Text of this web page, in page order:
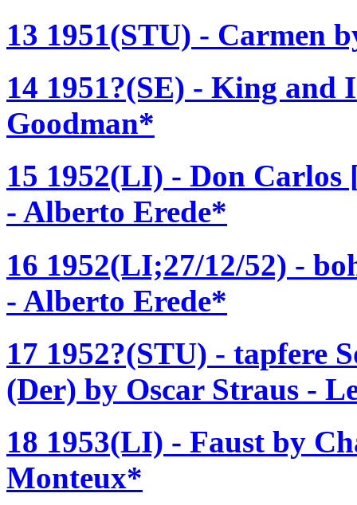
13 1951(STU) - Carmen
14 1951?(SE) - King and
Goodman*
15 1952(LI) - Don
- Alberto Erede*
16 1952(LI;27/12/52) -
- Alberto Erede*
17 1952?(STU) - tapfere
(Der) by Oscar Straus -
18 1953(LI) - Faust by
Monteux*